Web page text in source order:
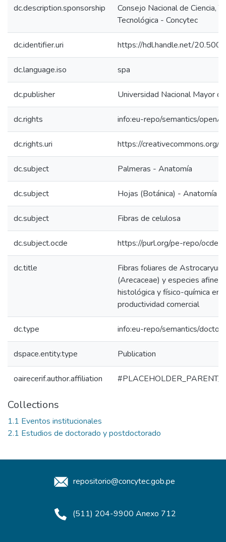
dc.description.sponsorship
Consejo Nacional de Ciencia,
Tecnológica - Concytec
dc.identifier.uri https://hdl.handle.net/
dc.language.iso spa
dc.publisher Universidad Nacional Mayor
dc.rights info:eu-repo/semantics/
dc.rights.uri https://creativecommons.org/
dc.subject Palmeras - Anatomía
dc.subject Hojas (Botánica) - Anatomía
dc.subject Fibras de celulosa
dc.subject.ocde https://purl.org/pe-repo/ocde/
dc.title
Fibras foliares de
(Arecaceae) y especies afines,
histológica y físico-química en
productividad comercial
dc.type info:eu-repo/semantics/
dspace.entity.type Publication
oairecerif.author.affiliation
Collections
1.1 Eventos institucionales
2.1 Estudios de doctorado y postdoctorado
repositorio@concytec.gob.pe
(511) 204-9900 Anexo 712